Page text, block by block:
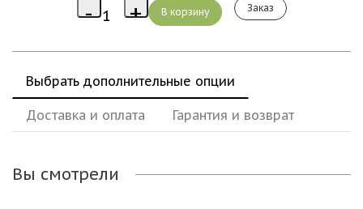
Заказ
Выбрать дополнительные опции
Доставка и оплата Гарантия и возврат
Вы смотрели